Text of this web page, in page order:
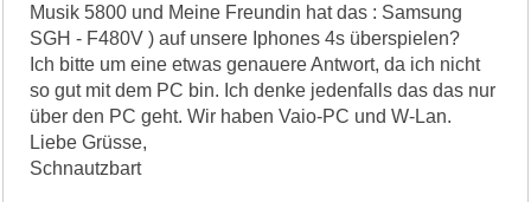
Musik 5800 und Meine Freundin hat das : Samsung
SGH - F480V ) auf unsere Iphones 4s überspielen?
Ich bitte um eine etwas genauere Antwort, da ich nicht
so gut mit dem PC bin. Ich denke jedenfalls das das nur
über den PC geht. Wir haben Vaio-PC und W-Lan.
Liebe Grüsse,
Schnautzbart